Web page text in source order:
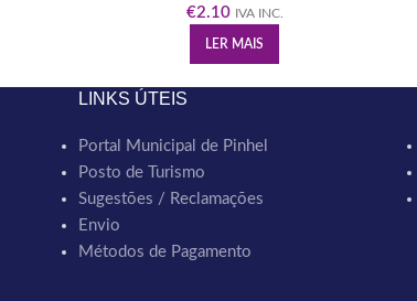
€2.10 IVA INC.
LER MAIS
LINKS ÚTEIS
Portal Municipal de Pinhel
Posto de Turismo
Sugestões / Reclamações
Envio
Métodos de Pagamento